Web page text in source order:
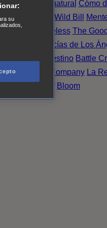
Sobrenatural Cómo
de Noche Wild Bill
crimen Timeless The
Finest. Policías de Los
Último Destino Battle
X Company La
Bloom
su